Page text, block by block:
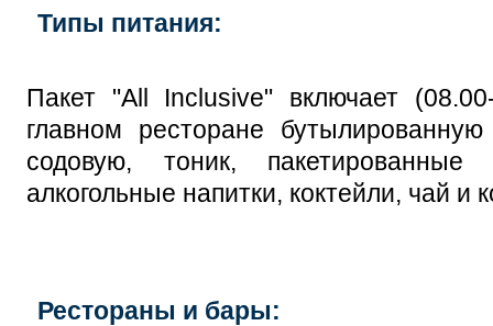
Типы питания:
Пакет "All Inclusive" включает
главном ресторане
содовую, тоник,
алкогольные напитки, коктейли, чай и
Рестораны и бары: